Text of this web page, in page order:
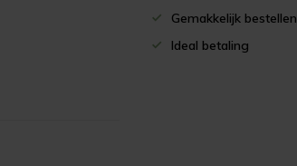
Gemakkelijk bestellen
Ideal betaling